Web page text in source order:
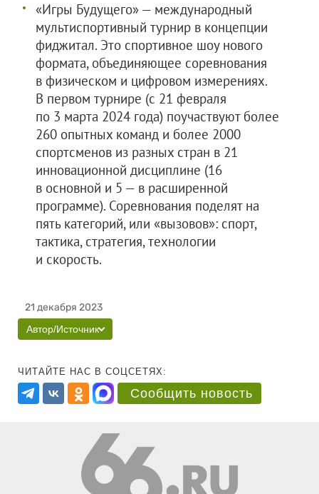
«Игры Будущего» — международный
мультиспортивный турнир в концепции
фиджитал. Это спортивное шоу нового
формата, объединяющее соревнования
в физическом и цифровом измерениях.
В первом турнире (с 21 февраля
по 3 марта 2024 года) поучаствуют более
260 опытных команд и более 2000
спортсменов из разных стран в 21
инновационной дисциплине (16
в основной и 5 — в расширенной
программе). Соревнования поделят на
пять категорий, или «вызовов»: спорт,
тактика, стратегия, технологии
и скорость.
21 декабря 2023
Автор/Источник
ЧИТАЙТЕ НАС В СОЦСЕТЯХ:
Сообщить новость